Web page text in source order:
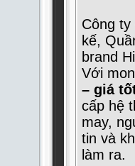
Công
kế,
brand
Với
– giá
cấp hệ
may,
tin và
làm ra.